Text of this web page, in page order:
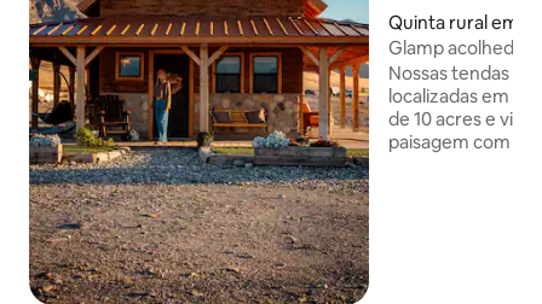
Quinta rural em
Glamp acolhedor
Nossas tendas
localizadas em
de 10 acres e
paisagem com